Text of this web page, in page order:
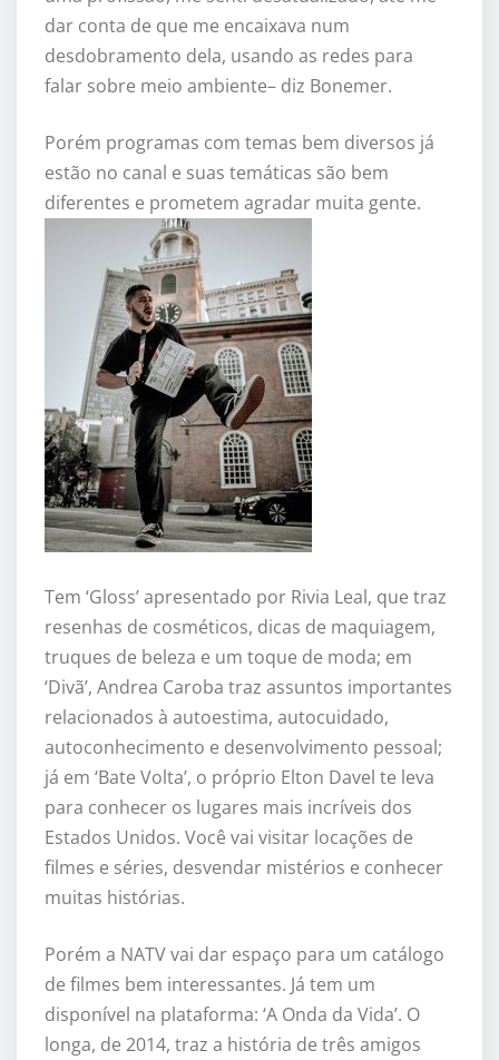
dar conta de que me encaixava num
desdobramento dela, usando as redes para
falar sobre meio ambiente– diz Bonemer.
Porém programas com temas bem diversos já
estão no canal e suas temáticas são bem
diferentes e prometem agradar muita gente.
Tem ‘Gloss’ apresentado por Rivia Leal, que traz
resenhas de cosméticos, dicas de maquiagem,
truques de beleza e um toque de moda; em
‘Divã’, Andrea Caroba traz assuntos importantes
relacionados à autoestima, autocuidado,
autoconhecimento e desenvolvimento pessoal;
já em ‘Bate Volta’, o próprio Elton Davel te leva
para conhecer os lugares mais incríveis dos
Estados Unidos. Você vai visitar locações de
filmes e séries, desvendar mistérios e conhecer
muitas histórias.
Porém a NATV vai dar espaço para um catálogo
de filmes bem interessantes. Já tem um
disponível na plataforma: ‘A Onda da Vida’. O
longa, de 2014, traz a história de três amigos